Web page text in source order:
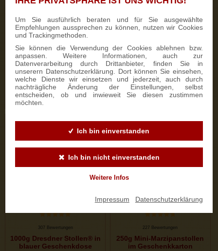
Um Sie ausführlich beraten und für Sie ausgewählte
Empfehlungen aussprechen zu können, nutzen wir Cookies
und Trackingmethoden.
Sie können die Verwendung der Cookies ablehnen bzw.
anpassen. Weitere Informationen, auch zur
Datenverarbeitung durch Drittanbieter, finden Sie in
unserern Datenschutzerklärung. Dort können Sie einsehen,
welche Dienste wir einsetzen und jederzeit, auch durch
nachträgliche Änderung der Einstellungen, selbst
entscheiden, ob und inwieweit Sie diesen zustimmen
möchten.
Ich bin einverstanden
Ich bin nicht einverstanden
Weitere Infos
Impressum Datenschutzerklärung
333 Bewertungen
700g Feinster Mohnstriezel
im Geschenkkarton
15,90 €
ZUM PRODUKT
187 Bewertungen
1000g Dresdner Stollen® in
25,50 €
ZUM PRODUKT
307 Bewertungen
1000g Dresdner Stollen® in
blauer Geschenkdose
227 Bewertungen
250g Mini-Marzipanstollen
im Geschenkkarton